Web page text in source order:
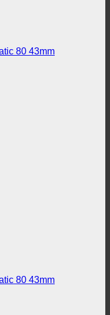
80 43mm
80 43mm